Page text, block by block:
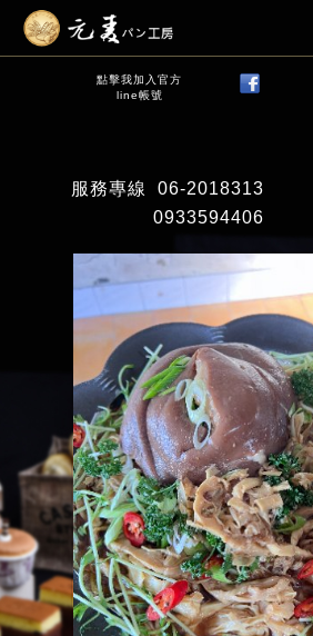
點擊我加入官方
line帳號
服務專線
06-2018313
0933594406